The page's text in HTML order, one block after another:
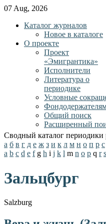
07 Aug, 2026
Каталог журналов
Новое в каталоге
О проекте
Проект
«Эмигрантика»
Исполнители
Литература о
периодике
Условные
Общий поиск
Расширенный
Сводный каталог периодики
а б в г д е ж з и к л м н о п р с
a b c d e f g h i j k l m n o p q r s
Зальцбург
Salzburg